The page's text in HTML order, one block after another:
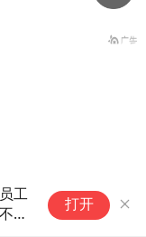
工
能
打开